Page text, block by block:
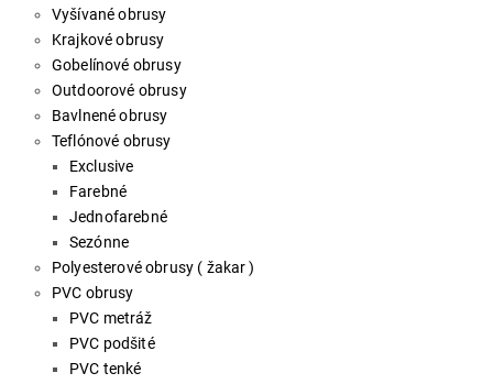
Vyšívané obrusy
Krajkové obrusy
Gobelínové obrusy
Outdoorové obrusy
Bavlnené obrusy
Teflónové obrusy
Exclusive
Farebné
Jednofarebné
Sezónne
Polyesterové obrusy ( žakar )
PVC obrusy
PVC metráž
PVC podšité
PVC tenké